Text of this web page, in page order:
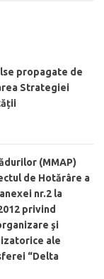
propagate de
Strategiei
(MMAP)
de Hotărâre a
nr.2 la
privind
şi
ale
“Delta